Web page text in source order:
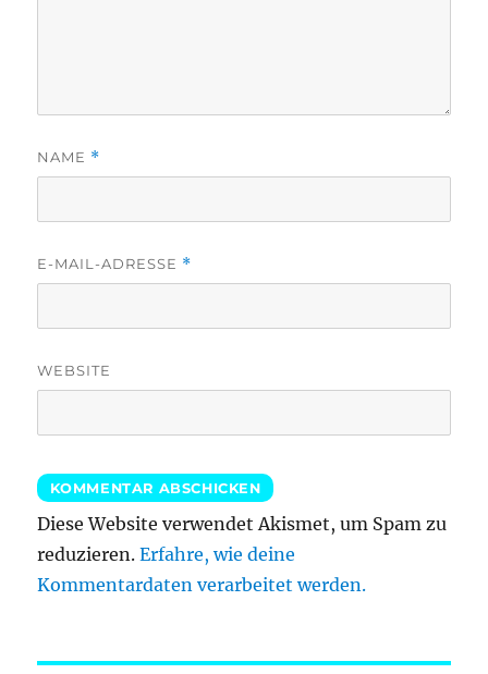
NAME *
E-MAIL-ADRESSE *
WEBSITE
Diese Website verwendet Akismet, um Spam zu
reduzieren.Erfahre, wie deine
Kommentardaten verarbeitet werden.